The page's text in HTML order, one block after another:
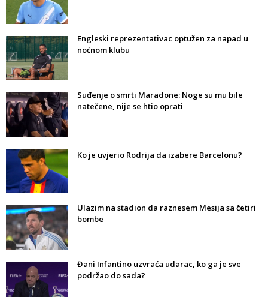
Engleski reprezentativac optužen za napad u
noćnom klubu
Suđenje o smrti Maradone: Noge su mu bile
natečene, nije se htio oprati
Ko je uvjerio Rodrija da izabere Barcelonu?
Ulazim na stadion da raznesem Mesija sa četiri
bombe
Đani Infantino uzvraća udarac, ko ga je sve
podržao do sada?